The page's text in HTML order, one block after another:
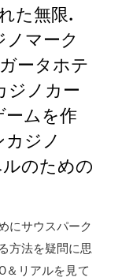
た無限.
マーク
ータホテ
ジノカー
ームを作
ジノ
のための
にサウスパーク
方法を疑問に思
＆リアルを見て